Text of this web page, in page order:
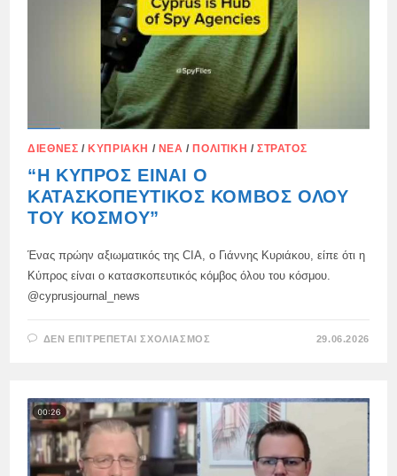
ΔΙΕΘΝΈΣ /ΚΥΠΡΙΑΚΉ / ΝΈΑ /ΠΟΛΙΤΙΚΉ /ΣΤΡΑΤΌΣ
“Η ΚΎΠΡΟΣ ΕΊΝΑΙ Ο
ΚΑΤΑΣΚΟΠΕΥΤΙΚΌΣ ΚΌΜΒΟΣ ΌΛΟΥ
ΤΟΥ ΚΌΣΜΟΥ”
Ένας πρώην αξιωματικός της CIA, ο Γιάννης Κυριάκου, είπε ότι η
Κύπρος είναι ο κατασκοπευτικός κόμβος όλου του κόσμου.
@cyprusjournal_news
ΔΕΝ ΕΠΙΤΡΈΠΕΤΑΙ ΣΧΟΛΙΑΣΜΌΣ
ΚΑΤΑΣΚΟΠΕΥΤΙΚΌΣ
ΚΌΜΒΟΣ
ΌΛΟΥ
ΤΟΥ
ΚΌΣΜΟΥ”
29.06.2026